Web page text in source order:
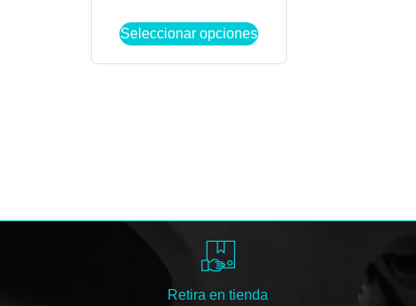
Seleccionar opciones
Retira en tienda